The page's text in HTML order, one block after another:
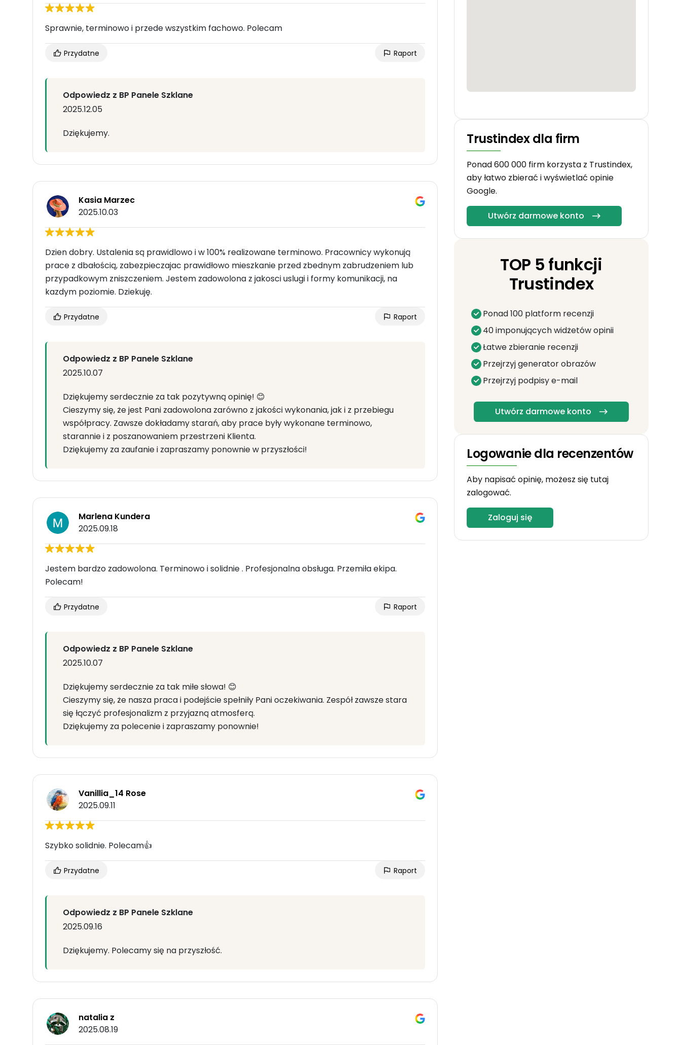
Sprawnie, terminowo i przede wszystkim fachowo. Polecam
Przydatne Raport
Odpowiedz z BP Panele Szklane
2025.12.05
Dziękujemy.
Kasia Marzec
2025.10.03
Dzien dobry. Ustalenia są prawidlowo i w 100% realizowane terminowo. Pracownicy wykonują
prace z dbałością, zabezpieczajac prawidłowo mieszkanie przed zbednym zabrudzeniem lub
przypadkowym zniszczeniem. Jestem zadowolona z jakosci uslugi i formy komunikacji, na
kazdym poziomie. Dziekuję.
Przydatne Raport
Odpowiedz z BP Panele Szklane
2025.10.07
Dziękujemy serdecznie za tak pozytywną opinię! 😊
Cieszymy się, że jest Pani zadowolona zarówno z jakości wykonania, jak i z przebiegu
współpracy. Zawsze dokładamy starań, aby prace były wykonane terminowo,
starannie i z poszanowaniem przestrzeni Klienta.
Dziękujemy za zaufanie i zapraszamy ponownie w przyszłości!
Marlena Kundera
2025.09.18
Jestem bardzo zadowolona. Terminowo i solidnie . Profesjonalna obsługa. Przemiła ekipa.
Polecam!
Przydatne Raport
Odpowiedz z BP Panele Szklane
2025.10.07
Dziękujemy serdecznie za tak miłe słowa! 😊
Cieszymy się, że nasza praca i podejście spełniły Pani oczekiwania. Zespół zawsze stara
się łączyć profesjonalizm z przyjazną atmosferą.
Dziękujemy za polecenie i zapraszamy ponownie!
Vanillia_14 Rose
2025.09.11
Szybko solidnie. Polecam👍
Przydatne Raport
Odpowiedz z BP Panele Szklane
2025.09.16
Dziękujemy. Polecamy się na przyszłość.
natalia z
2025.08.19
Trustindex dla firm
Ponad 600 000 firm korzysta z Trustindex,
aby łatwo zbierać i wyświetlać opinie
Google.
Utwórz darmowe konto
TOP 5 funkcji
Trustindex
Ponad 100 platform recenzji
40 imponujących widżetów opinii
Łatwe zbieranie recenzji
Przejrzyj generator obrazów
Przejrzyj podpisy e-mail
Utwórz darmowe konto
Logowanie dla recenzentów
Aby napisać opinię, możesz się tutaj
zalogować.
Zaloguj się